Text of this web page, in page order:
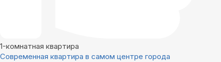
1-комнатная квартира
Современная квартира в самом центре города